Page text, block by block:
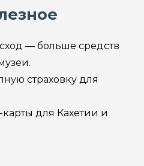
— больше средств
страховку для
для Кахетии и